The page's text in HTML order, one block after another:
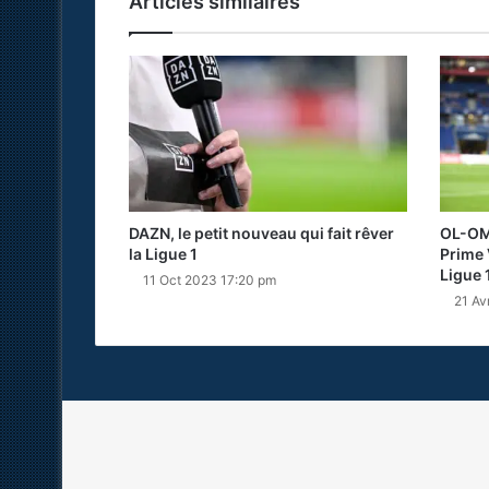
DAZN, le petit nouveau qui fait rêver
la Ligue 1
11 Oct 2023 17:20 pm
OL-
Prime
Ligue 1
21